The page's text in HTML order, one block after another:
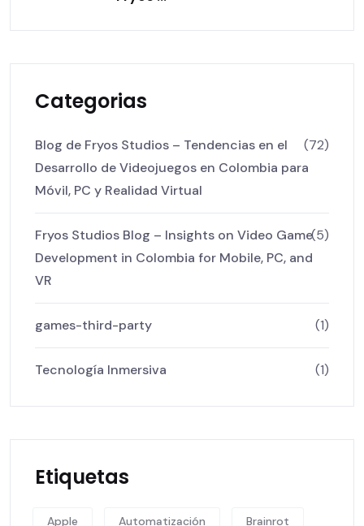
Categorias
Blog de Fryos Studios – Tendencias en el
Desarrollo de Videojuegos en Colombia para
Móvil, PC y Realidad Virtual
(72)
Fryos Studios Blog – Insights on Video Game
Development in Colombia for Mobile, PC, and
VR
(5)
games-third-party (1)
Tecnología Inmersiva (1)
Etiquetas
Apple Automatización Brainrot